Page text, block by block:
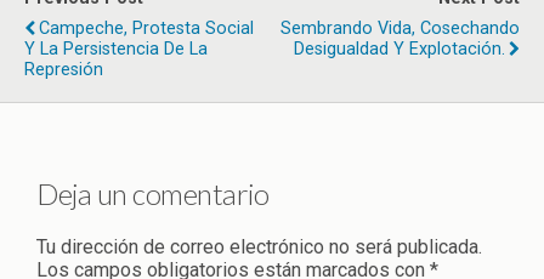
Campeche, Protesta Social
Y La Persistencia De La
Represión
Sembrando Vida, Cosechando
Desigualdad Y Explotación.
Deja un comentario
Tu dirección de correo electrónico no será publicada.
Los campos obligatorios están marcados con *